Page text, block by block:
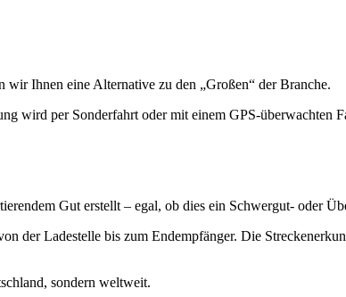
Ihnen eine Alternative zu den „Großen“ der Branche.
wird per Sonderfahrt oder mit einem GPS-überwachten
Gut erstellt – egal, ob dies ein Schwergut- oder
der Ladestelle bis zum Endempfänger. Die
sondern weltweit.